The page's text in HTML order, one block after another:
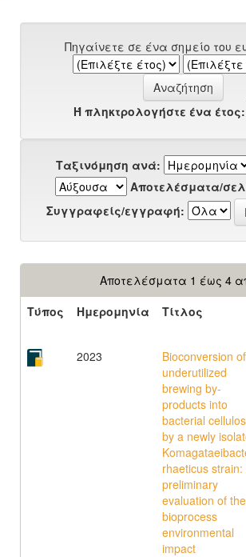
Πηγαίνετε σε ένα σημείο του
Ή πληκτρολογήστε ένα έτος:
Ταξινόμηση ανά:
Αποτελέσματα/
Συγγραφείς/εγγραφή:
Αποτελέσματα 1 έως 4
Τύπος
Ημερομηνία Τίτλος
2023
Bioconversion of
underutilized
brewing by-
products into
bacterial
by a newly
rhaeticus strain:
preliminary
evaluation of the
bioprocess
environmental
impact